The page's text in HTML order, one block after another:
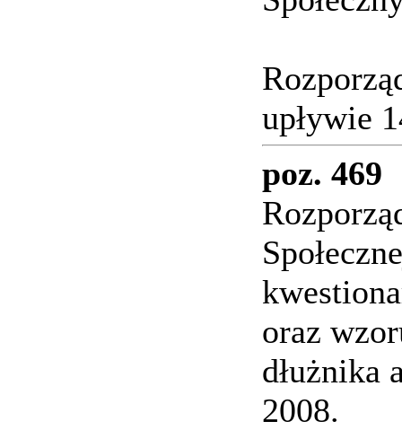
upływie
poz. 469
oraz
dłużnika
2008.